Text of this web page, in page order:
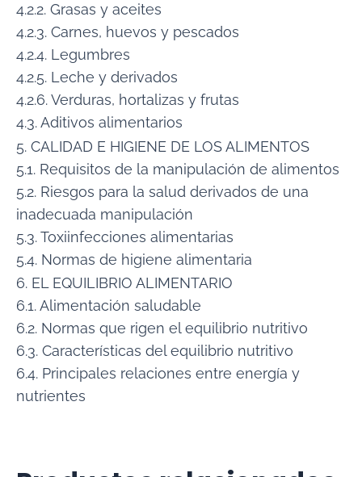
4.2.2. Grasas y aceites
4.2.3. Carnes, huevos y pescados
4.2.4. Legumbres
4.2.5. Leche y derivados
4.2.6. Verduras, hortalizas y frutas
4.3. Aditivos alimentarios
5. CALIDAD E HIGIENE DE LOS ALIMENTOS
5.1. Requisitos de la manipulación de alimentos
5.2. Riesgos para la salud derivados de una
inadecuada manipulación
5.3. Toxiinfecciones alimentarias
5.4. Normas de higiene alimentaria
6. EL EQUILIBRIO ALIMENTARIO
6.1. Alimentación saludable
6.2. Normas que rigen el equilibrio nutritivo
6.3. Características del equilibrio nutritivo
6.4. Principales relaciones entre energía y
nutrientes